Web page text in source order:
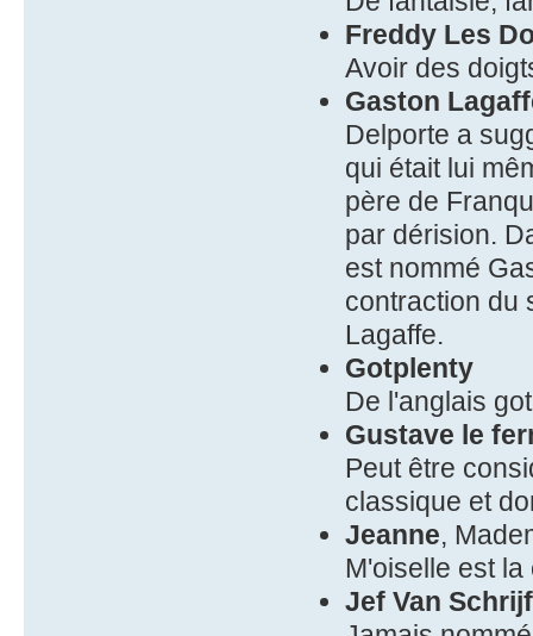
Freddy Les
Avoir des
Gaston
Delporte a
qui était lui
père de
par dérision.
est nommé
contraction du
Lagaffe.
Gotplenty
De l'anglais
Gustave le
Peut être
classique et
Jeanne,
M'oiselle est
Jef Van